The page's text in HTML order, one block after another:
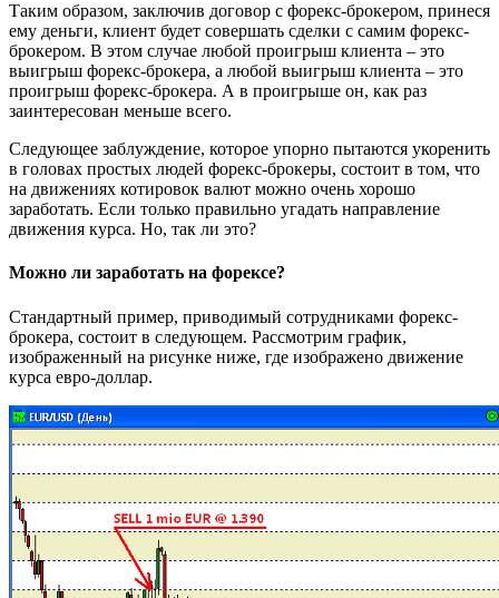
Таким образом, заключив договор с форекс-брокером, принеся
ему деньги, клиент будет совершать сделки с самим форекс-
брокером. В этом случае любой проигрыш клиента – это
выигрыш форекс-брокера, а любой выигрыш клиента – это
проигрыш форекс-брокера. А в проигрыше он, как раз
заинтересован меньше всего.
Следующее заблуждение, которое упорно пытаются укоренить
в головах простых людей форекс-брокеры, состоит в том, что
на движениях котировок валют можно очень хорошо
заработать. Если только правильно угадать направление
движения курса. Но, так ли это?
Можно ли заработать на форексе?
Стандартный пример, приводимый сотрудниками форекс-
брокера, состоит в следующем. Рассмотрим график,
изображенный на рисунке ниже, где изображено движение
курса евро-доллар.